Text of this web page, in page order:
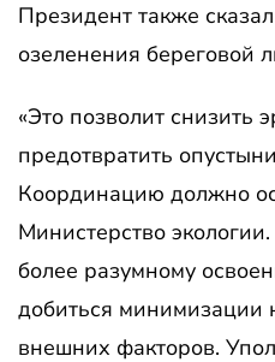
Президент также
озеленения береговой
«Это позволит снизить
предотвратить
Координацию должно
Министерство
более разумному
добиться минимизации
внешних факторов.